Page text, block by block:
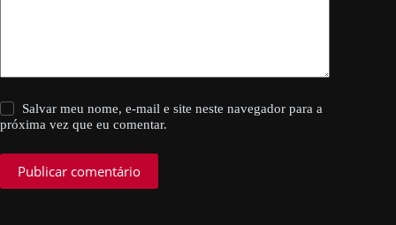
Salvar meu nome, e-mail e site neste navegador para a
próxima vez que eu comentar.
Publicar comentário